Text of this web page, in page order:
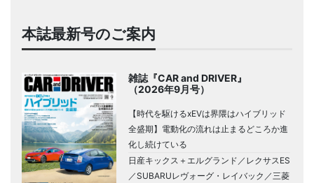
本誌最新号のご案内
雑誌『CAR and DRIVER』
（2026年9月号）
【時代を駆けるxEVは界隈はハイブリッド
全盛期】電動化の流れは止まるどころか進
化し続けている
日産キックス＋エルグランド／レクサスES
／SUBARUレヴォーグ・レイバック／三菱